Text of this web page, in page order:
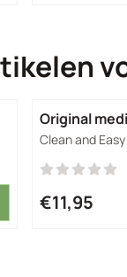
Original
Merk:
Clean and Easy
Prijs: 11,95
€11,95